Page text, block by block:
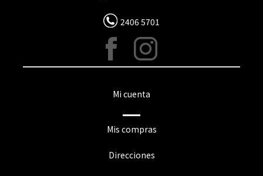
2406 5701
Mi cuenta
Mis compras
Direcciones